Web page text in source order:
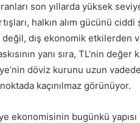
son yıllarda yüksek
halkın alım gücünü
değil, dış ekonomik etkilerden
yanı sıra, TL’nin
döviz kurunu uzun
kaçınılmaz görünüyor.
ekonomisinin bugünkü